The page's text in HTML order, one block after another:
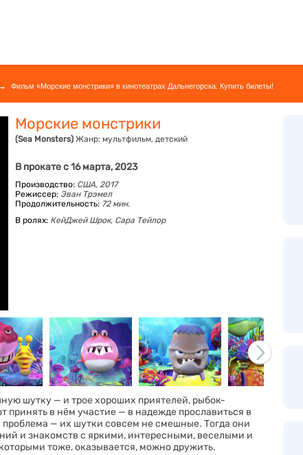
Фильм «Морские монстрики» в кинотеатрах Дальнегорска. Купить билеты!
Морские монстрики
(Sea Monsters) Жанр: мультфильм, детский
В прокате с 16 марта, 2023
Производство: США, 2017
Режиссер: Эван Трэмел
Продолжительность: 72 мин.
В ролях: КейДжей Шрок, Сара Тейлор
шутку — и трое хороших приятелей, рыбок-
в нём участие — в надежде прославиться в
— их шутки совсем не смешные. Тогда они
и знакомств с яркими, интересными, веселыми и
тоже, оказывается, можно дружить.